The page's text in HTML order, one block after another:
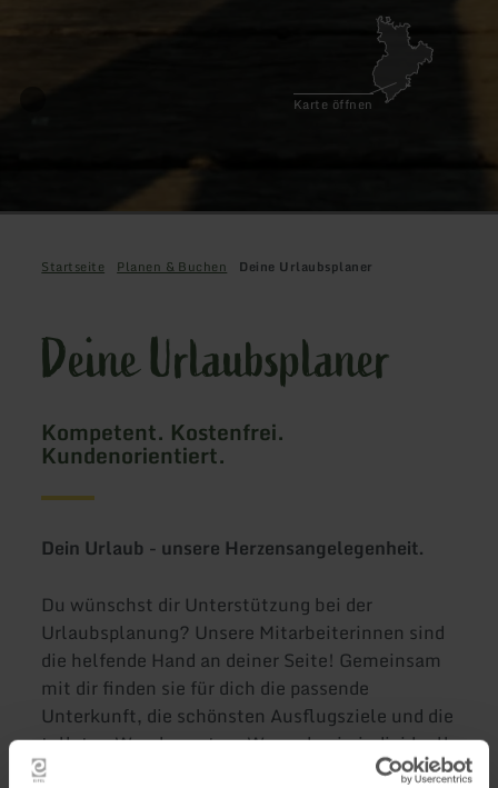
Karte öffnen
Startseite Planen & Buchen Deine Urlaubsplaner
Deine Urlaubsplaner
Kompetent. Kostenfrei.
Kundenorientiert.
Dein Urlaub - unsere Herzensangelegenheit.
Du wünschst dir Unterstützung bei der
Urlaubsplanung? Unsere Mitarbeiterinnen sind
die helfende Hand an deiner Seite! Gemeinsam
mit dir finden sie für dich die passende
Unterkunft, die schönsten Ausflugsziele und die
tollsten Wanderrouten. Wenn du ein individuell
auf deine Wünsche zugeschnittenes Angebot